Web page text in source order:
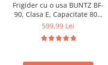
Frigider cu o usa BUNTZ BF-
90, Clasa E, Capacitate 80L,
Iluminare interioara,
cm, Alb
599,99 Lei